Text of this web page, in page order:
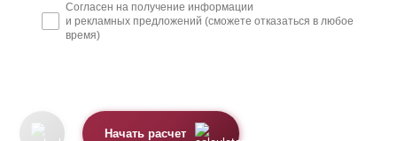
Согласен на получение информации
и рекламных предложений (сможете отказаться в любое
время)
Начать расчет